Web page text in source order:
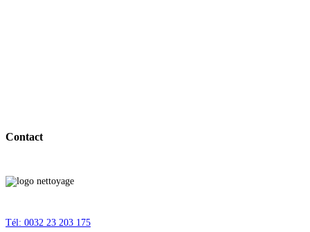
Contact
Tél: 0032 23 203 175